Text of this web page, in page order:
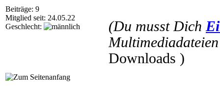
Beiträge: 9
Mitglied seit: 24.05.22
Geschlecht:
(Du musst Dich
Downloads )